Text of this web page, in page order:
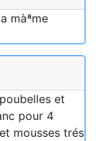
màªme
et
pour 4
mousses trés